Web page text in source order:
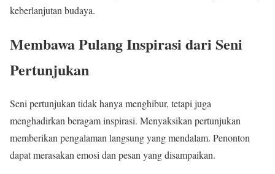
keberlanjutan budaya.
Membawa Pulang Inspirasi dari Seni
Pertunjukan
Seni pertunjukan tidak hanya menghibur, tetapi juga
menghadirkan beragam inspirasi. Menyaksikan pertunjukan
memberikan pengalaman langsung yang mendalam. Penonton
dapat merasakan emosi dan pesan yang disampaikan.